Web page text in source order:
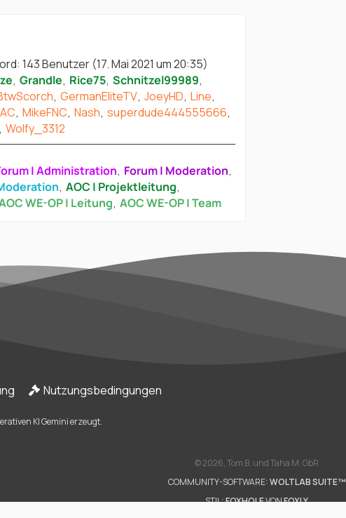
143 Benutzer (17. Mai 2021 um 20:35)
Grandle Rice75 Schnitzel99989
GermanEliteTV JoeyHD Line
MikeFNC Nash superdude444555666
Wolfy_3312
| Administration Forum | Moderation
AOC | Projektleitung
WE-OP | Leitung AOC WE-OP | Team
Nutzungsbedingungen
KI Gemini erzeugt.
©2026, Tom B. und Taha M. GbR
COMMUNITY-SOFTWARE:WOLTLAB SUITE™
STIL:FOXHOLEVONFOXLY